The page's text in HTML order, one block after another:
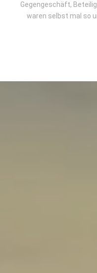
Gegengeschäft,
waren selbst mal so